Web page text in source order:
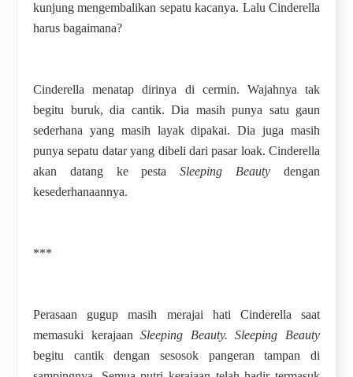
kunjung mengembalikan sepatu kacanya. Lalu Cinderella
harus bagaimana?
Cinderella menatap dirinya di cermin. Wajahnya tak
begitu buruk, dia cantik. Dia masih punya satu gaun
sederhana yang masih layak dipakai. Dia juga masih
punya sepatu datar yang dibeli dari pasar loak. Cinderella
akan datang ke pestaSleeping Beauty dengan
kesederhanaannya.
***
Perasaan gugup masih merajai hati Cinderella saat
memasuki kerajaanSleeping Beauty. Sleeping Beauty
begitu cantik dengan sesosok pangeran tampan di